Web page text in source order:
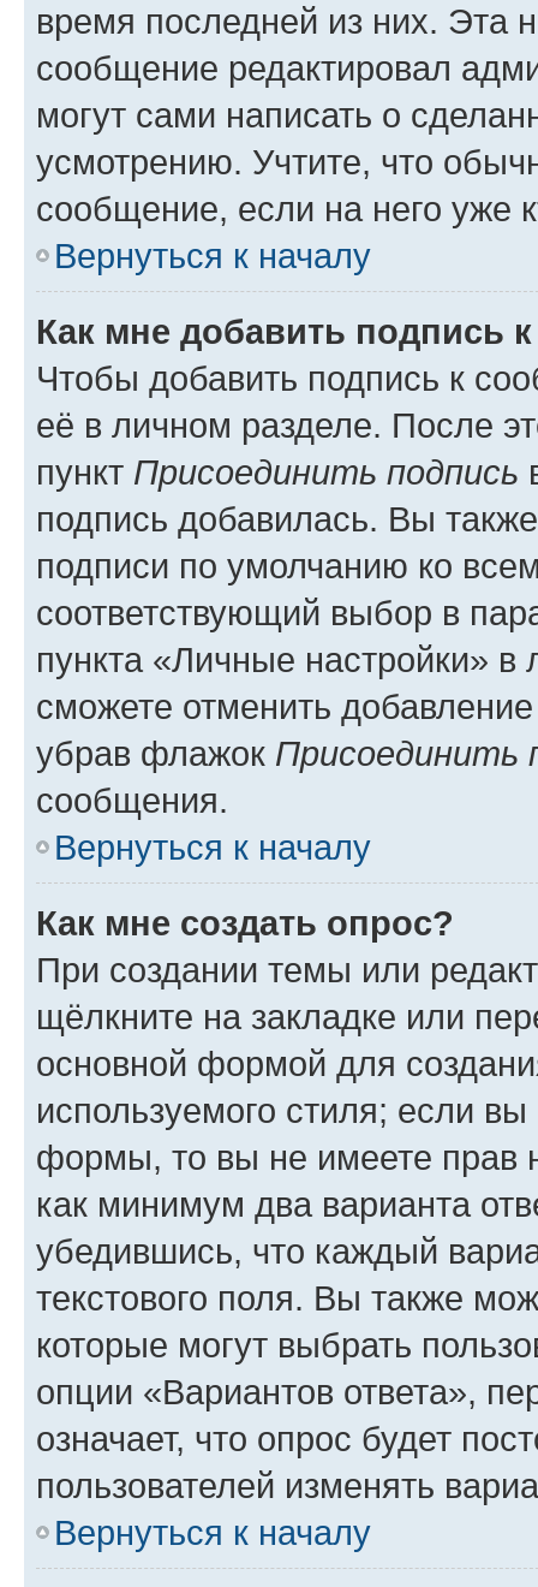
время последней из них. Эта
сообщение редактировал
могут сами написать о
усмотрению. Учтите, что
сообщение, если на него уже
Вернуться к началу
Как мне добавить подпись
Чтобы добавить подпись к
её в личном разделе. После
пункт Присоединить подпись
подпись добавилась. Вы
подписи по умолчанию ко
соответствующий выбор в
пункта «Личные настройки»
сможете отменить
убрав флажок Присоединить
сообщения.
Вернуться к началу
Как мне создать опрос?
При создании темы или
щёлкните на закладке или
основной формой для
используемого стиля; если
формы, то вы не имеете прав
как минимум два варианта
убедившись, что каждый
текстового поля. Вы также
которые могут выбрать
опции «Вариантов ответа»,
означает, что опрос будет
пользователей изменять
Вернуться к началу